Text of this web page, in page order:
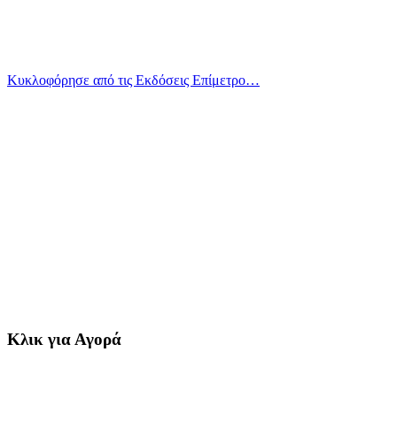
Κυκλοφόρησε από τις Εκδόσεις Επίμετρο…
Κλικ για Αγορά